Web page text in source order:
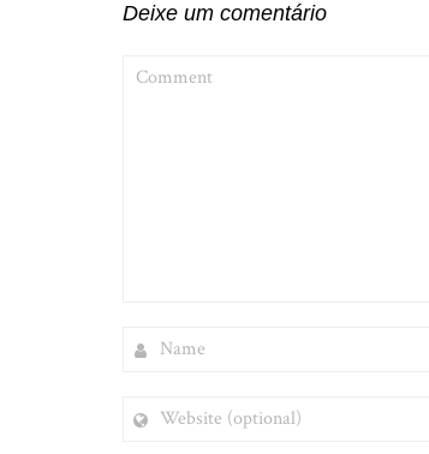
Deixe um comentário
(OPTIONAL)